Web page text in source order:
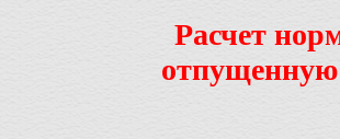
Расчет
отпущенную